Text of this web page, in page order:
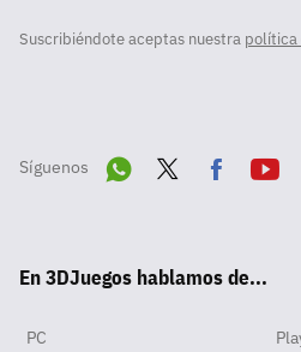
Suscribiéndote aceptas nuestra política
Síguenos
pp
ok
En 3DJuegos hablamos de...
PC